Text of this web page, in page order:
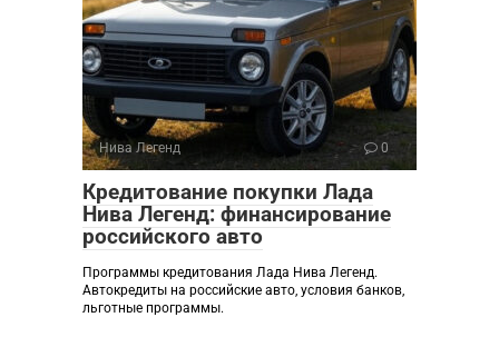
Нива Легенд 0
Кредитование покупки Лада
Нива Легенд: финансирование
российского авто
Программы кредитования Лада Нива Легенд.
Автокредиты на российские авто, условия банков,
льготные программы.